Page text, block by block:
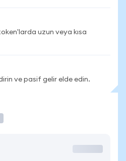
uzun veya kısa
ve pasif gelir elde edin.